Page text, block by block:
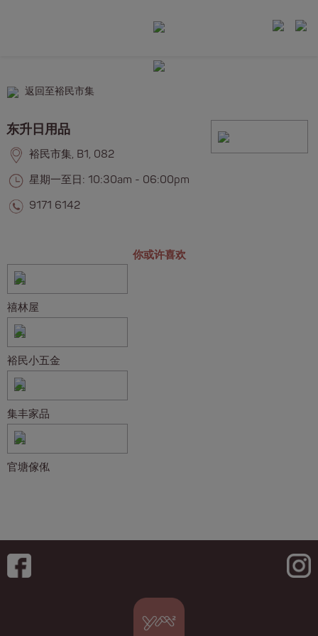
返回至裕民市集
东升日用品
裕民市集, B1, 082
星期一至日: 10:30am - 06:00pm
9171 6142
你或许喜欢
禧林屋
裕民小五金
集丰家品
官塘傢俬